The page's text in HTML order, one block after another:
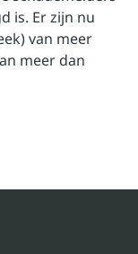
is. Er zijn nu
van meer
meer dan